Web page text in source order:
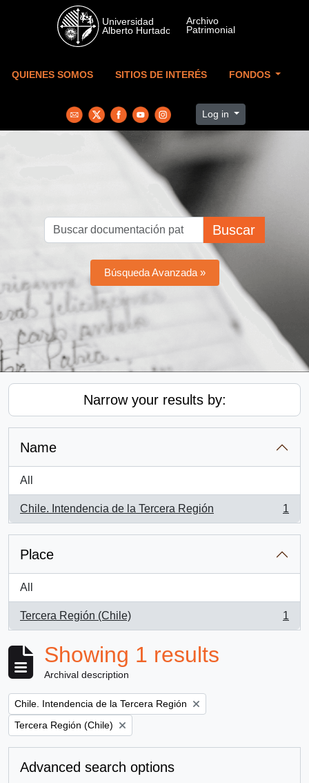
Skip to main content
QUIENES SOMOS SITIOS DE INTERÉS FONDOS
Log in
Buscar
Búsqueda Avanzada »
Narrow your results by:
Name
All
Chile. Intendencia de la Tercera Región
, 1 results
1
Place
All
Tercera Región (Chile)
, 1 results
1
Showing 1 results
Archival description
Remove filter:
Chile. Intendencia de la Tercera Región
Remove filter:
Tercera Región (Chile)
Advanced search options